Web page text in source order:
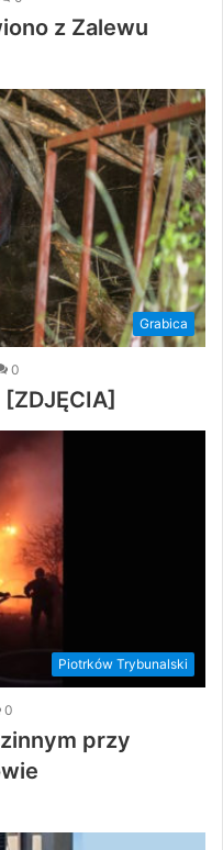
z Zalewu
Grabica
0
Piotrków Trybunalski
0
przy